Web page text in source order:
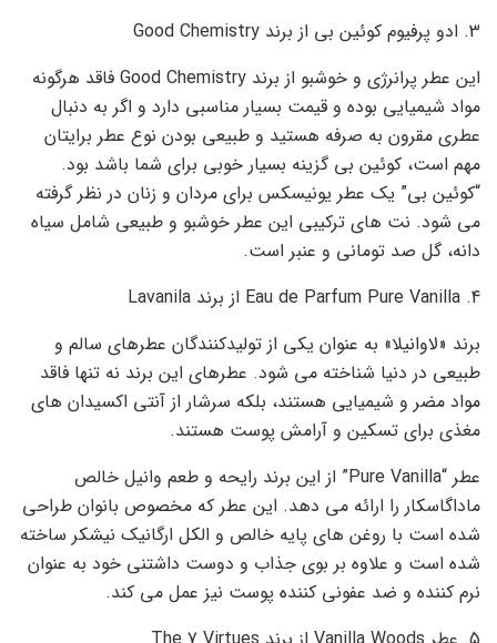
3. ادو پرفیوم کوئین بی از برند Good Chemistry
این عطر پرانرژی و خوشبو از برند Good Chemistry فاقد هرگونه
مواد شیمیایی بوده و قیمت بسیار مناسبی دارد و اگر به دنبال
عطری مقرون به صرفه هستید و طبیعی بودن نوع عطر برایتان
مهم است، کوئین بی گزینه بسیار خوبی برای شما باشد بود.
“کوئین بی” یک عطر یونیسکس برای مردان و زنان در نظر گرفته
می شود. نت های ترکیبی این عطر خوشبو و طبیعی شامل سیاه
دانه، گل صد تومانی و عنبر است.
4. Eau de Parfum Pure Vanilla از برند Lavanila
برند «لاوانیلا» به عنوان یکی از تولیدکنندگان عطرهای سالم و
طبیعی در دنیا شناخته می شود. عطرهای این برند نه تنها فاقد
مواد مضر و شیمیایی هستند، بلکه سرشار از آنتی اکسیدان های
مغذی برای تسکین و آرامش پوست هستند.
عطر “Pure Vanilla” از این برند رایحه و طعم وانیل خالص
ماداگاسکار را ارائه می دهد. این عطر که مخصوص بانوان طراحی
شده است با روغن های پایه خالص و الکل ارگانیک نیشکر ساخته
شده است و علاوه بر بوی جذاب و دوست داشتنی خود به عنوان
نرم کننده و ضد عفونی کننده پوست نیز عمل می کند.